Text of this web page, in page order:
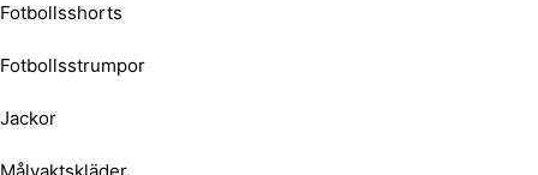
Fotbollsshorts
Fotbollsstrumpor
Jackor